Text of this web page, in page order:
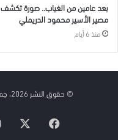
بعد عامين من الغياب.. صورة تكشف
مصير الأسير محمود الدريملي
منذ 6 أيام
© حقوق النشر 2026، جميع الحقوق محفوظة asramedia.ps .
فيسبوك